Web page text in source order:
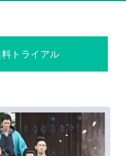
トライアル